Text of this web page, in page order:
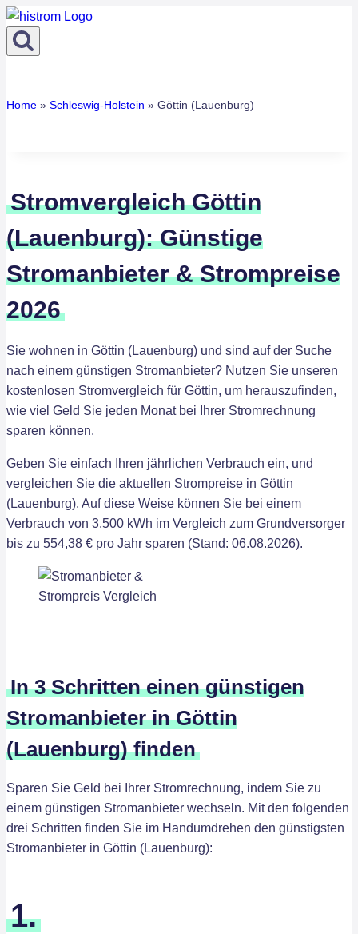
Zum
Inhalt
springen
Home » Schleswig-Holstein » Göttin (Lauenburg)
Stromvergleich Göttin
(Lauenburg): Günstige
Stromanbieter & Strompreise
2026
Sie wohnen in Göttin (Lauenburg) und sind auf der Suche
nach einem günstigen Stromanbieter? Nutzen Sie unseren
kostenlosen Stromvergleich für Göttin, um herauszufinden,
wie viel Geld Sie jeden Monat bei Ihrer Stromrechnung
sparen können.
Geben Sie einfach Ihren jährlichen Verbrauch ein, und
vergleichen Sie die aktuellen Strompreise in Göttin
(Lauenburg). Auf diese Weise können Sie bei einem
Verbrauch von 3.500 kWh im Vergleich zum Grundversorger
bis zu 554,38 € pro Jahr sparen (Stand: 06.08.2026).
In 3 Schritten einen günstigen
Stromanbieter in Göttin
(Lauenburg) finden
Sparen Sie Geld bei Ihrer Stromrechnung, indem Sie zu
einem günstigen Stromanbieter wechseln. Mit den folgenden
drei Schritten finden Sie im Handumdrehen den günstigsten
Stromanbieter in Göttin (Lauenburg):
1.